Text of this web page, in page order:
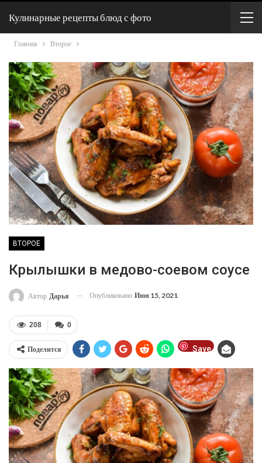
Кулинарные рецепты блюд с фото
Главная Второе
ВТОРОЕ
Крылышки в медово-соевом соусе
Автор Дарья Опубликовано Июн 15, 2021
0
208
Поделится Save